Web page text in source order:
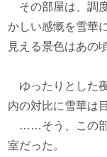
その部屋は、調
かしい感慨を雪華
見える景色はあの
ゆったりとした
内の対比に雪華は
……そう、この部
室だった。